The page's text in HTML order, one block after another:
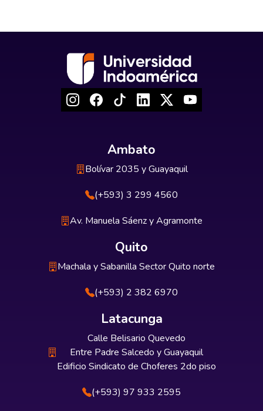
Ambato
Bolívar 2035 y Guayaquil
(+593) 3 299 4560
Av. Manuela Sáenz y Agramonte
Quito
Machala y Sabanilla Sector Quito norte
(+593) 2 382 6970
Latacunga
Calle Belisario Quevedo
Entre Padre Salcedo y Guayaquil
Edificio Sindicato de Choferes 2do piso
(+593) 97 933 2595